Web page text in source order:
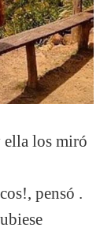
ella los miró
pensó .